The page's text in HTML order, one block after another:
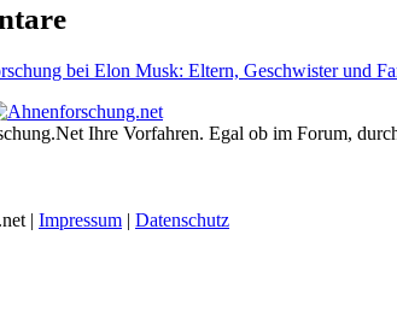
bei Elon Musk: Eltern, Geschwister und
Ihre Vorfahren. Egal ob im Forum,
| Impressum | Datenschutz